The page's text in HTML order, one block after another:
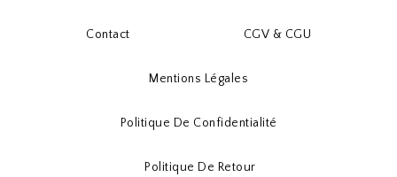
Contact CGV & CGU
Mentions Légales
Politique De Confidentialité
Politique De Retour